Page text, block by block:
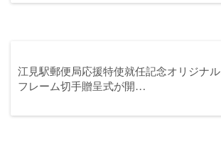
江見駅郵便局応援特使就任記念オリジナル
フレーム切手贈呈式が開…